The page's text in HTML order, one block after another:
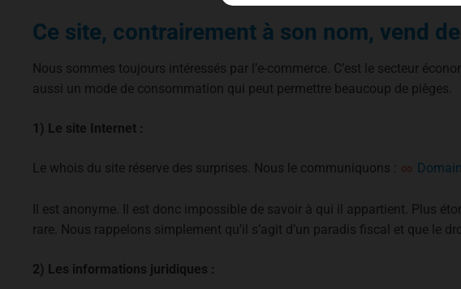
Ce site, contrairement à son nom, vend
Nous sommes toujours intéressés par l’e-commerce. C’est le secteur
aussi un mode de consommation qui peut permettre beaucoup de pièges.
1) Le site Internet :
Le whois du site réserve des surprises. Nous le communiquons :
Il est anonyme. Il est donc impossible de savoir à qui il appartient. Plus
rare. Nous rappelons simplement qu’il s’agit d’un paradis fiscal et que le
2) Les informations juridiques :